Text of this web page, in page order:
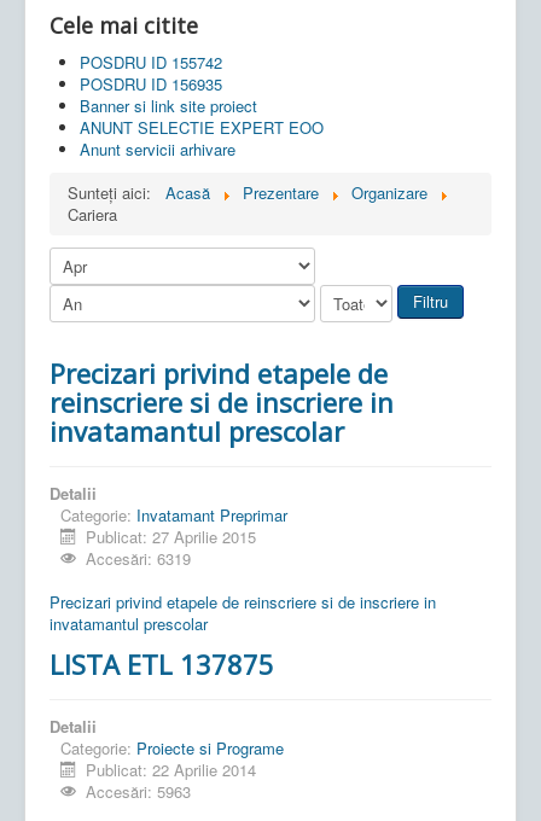
Cele mai citite
POSDRU ID 155742
POSDRU ID 156935
Banner si link site proiect
ANUNT SELECTIE EXPERT EOO
Anunt servicii arhivare
Sunteți aici:
Acasă Prezentare
Organizare
Cariera
Filtru
Precizari privind etapele de
reinscriere si de inscriere in
invatamantul prescolar
Detalii
Categorie: Invatamant Preprimar
Publicat: 27 Aprilie 2015
Accesări: 6319
Precizari privind etapele de reinscriere si de inscriere in
invatamantul prescolar
LISTA ETL 137875
Detalii
Categorie: Proiecte si Programe
Publicat: 22 Aprilie 2014
Accesări: 5963